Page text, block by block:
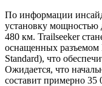
По информации
установку мощностью
480 км. Trailseeker
оснащенных разъемом
Standard), что
Ожидается, что
составит примерно 35